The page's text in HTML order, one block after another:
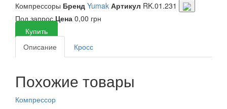
Компрессоры Бренд Yumak Артикул RK.01.231
Под запросЦена 0,00 грн
Купить
Описание
Кросс
Похожие товары
Компрессор